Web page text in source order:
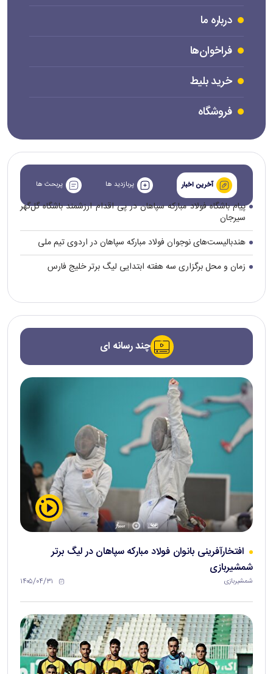
درباره ما
فراخوان‌ها
خرید بلیط
فروشگاه
آخرین اخبار پربازدید ها پربحث ها
پیام باشگاه فولاد مبارکه سپاهان در پی اقدام ارزشمند باشگاه گل‌گهر
سیرجان
هندبالیست‌های نوجوان فولاد مبارکه سپاهان در اردوی تیم ملی
زمان و محل برگزاری سه هفته ابتدایی لیگ برتر خلیج فارس
چند رسانه ای
افتخارآفرینی بانوان فولاد مبارکه سپاهان در لیگ برتر
شمشیربازی
شمشیربازی ۱۴۰۵/۰۴/۳۱